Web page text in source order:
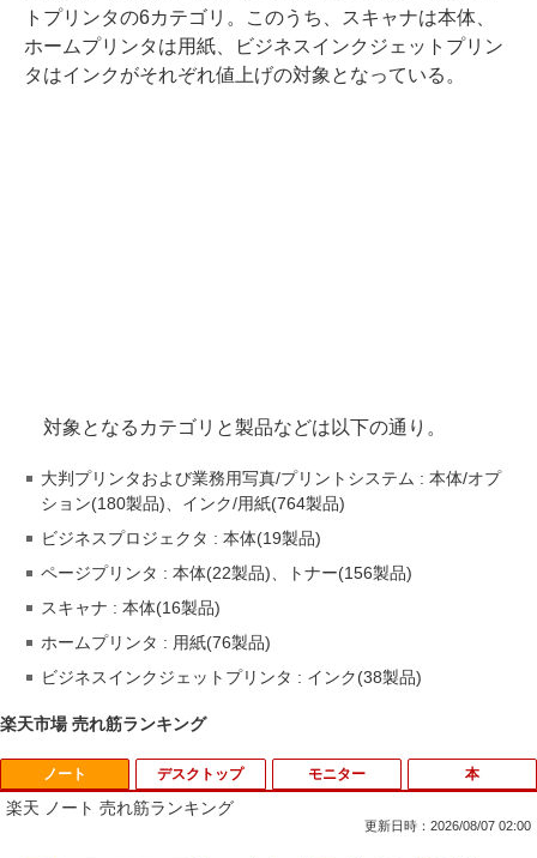
トプリンタの6カテゴリ。このうち、スキャナは本体、
ホームプリンタは用紙、ビジネスインクジェットプリン
タはインクがそれぞれ値上げの対象となっている。
対象となるカテゴリと製品などは以下の通り。
大判プリンタおよび業務用写真/プリントシステム : 本体/オプ
ション(180製品)、インク/用紙(764製品)
ビジネスプロジェクタ : 本体(19製品)
ページプリンタ : 本体(22製品)、トナー(156製品)
スキャナ : 本体(16製品)
ホームプリンタ : 用紙(76製品)
ビジネスインクジェットプリンタ : インク(38製品)
楽天市場 売れ筋ランキング
ノート
楽天 ノート 売れ筋ランキング
更新日時：2026/08/07 02:00
デスクトップ モニター 本